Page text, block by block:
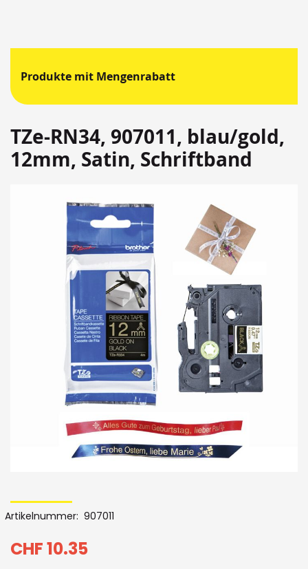
Produkte mit Mengenrabatt
TZe-RN34, 907011, blau/gold,
12mm, Satin, Schriftband
Springen
Bildergalerie
to
the
beginning
CHF 10.35
Artikelnummer 907011